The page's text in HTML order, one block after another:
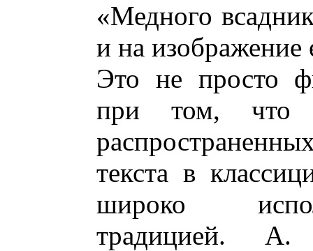
«Медного
и на изображение
Это не просто
при том, что
текста в
широко
традицией.